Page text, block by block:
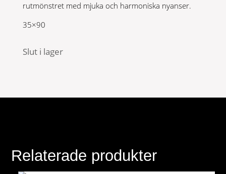
rutmönstret med mjuka och harmoniska nyanser.
35×90
Slut i lager
Relaterade produkter